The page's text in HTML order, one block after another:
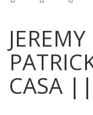
CASA